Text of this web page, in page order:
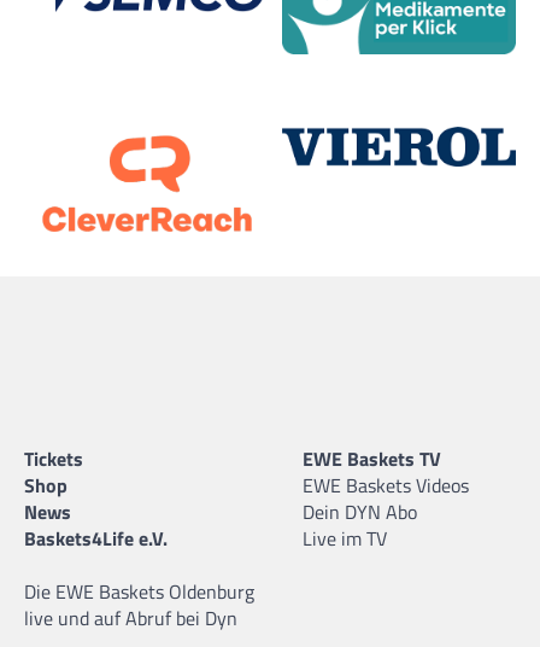
Tickets
Shop
News
Baskets4Life e.V.
Die EWE Baskets Oldenburg
live und auf Abruf bei Dyn
EWE Baskets TV
EWE Baskets Videos
Dein DYN Abo
Live im TV